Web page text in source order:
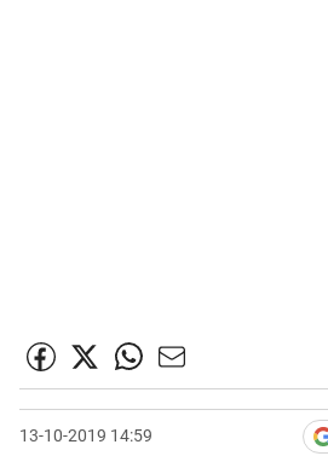
13-10-2019 14:59